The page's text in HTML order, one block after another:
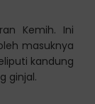
Kemih. Ini
masuknya
kandung
ginjal.